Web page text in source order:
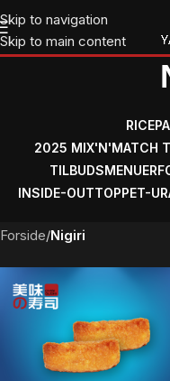
Skip to navigation
Skip to main content
2025 MIX'N'MATCH
TILBUDSMENUER
INSIDE-OUTTOPPET-
Forside/Nigiri